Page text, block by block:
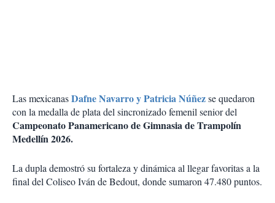
Las mexicanasDafne Navarro y Patricia Núñezse quedaron
con la medalla de plata del sincronizado femenil senior del
Campeonato Panamericano de Gimnasia de Trampolín
Medellín 2026.
La dupla demostró su fortaleza y dinámica al llegar favoritas a la
final del Coliseo Iván de Bedout, donde sumaron 47.480 puntos.